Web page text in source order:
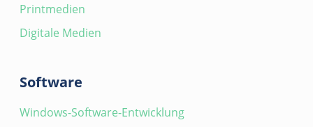
Printmedien
Digitale Medien
Software
Windows-Software-Entwicklung